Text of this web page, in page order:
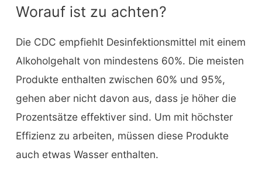
Worauf ist zu achten?
Die CDC empfiehlt Desinfektionsmittel mit einem
Alkoholgehalt von mindestens 60%. Die meisten
Produkte enthalten zwischen 60% und 95%,
gehen aber nicht davon aus, dass je höher die
Prozentsätze effektiver sind. Um mit höchster
Effizienz zu arbeiten, müssen diese Produkte
auch etwas Wasser enthalten.